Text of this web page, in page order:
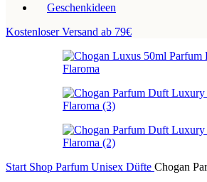
Geschenkideen
Kostenloser Versand ab 79€
Start Shop Parfum Unisex Düfte Chogan